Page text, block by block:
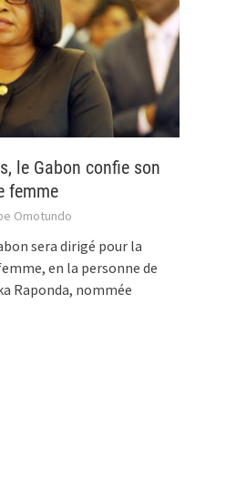
le Gabon confie son
femme
Omotundo
sera dirigé pour la
en la personne de
Raponda, nommée